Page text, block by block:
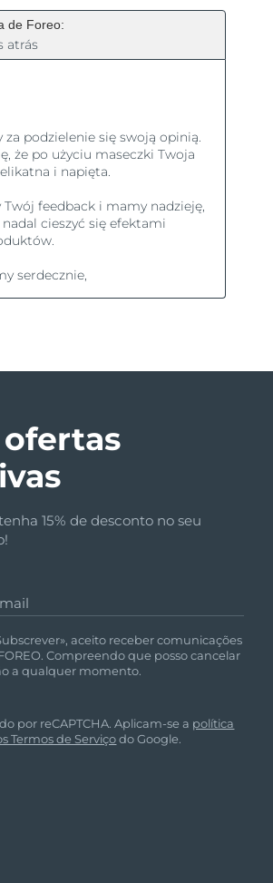
15% de desconto no seu
aceito receber comunicações
Compreendo que posso cancelar
a qualquer momento.
por reCAPTCHA. Aplicam-se a política
Termos de Serviçodo Google.